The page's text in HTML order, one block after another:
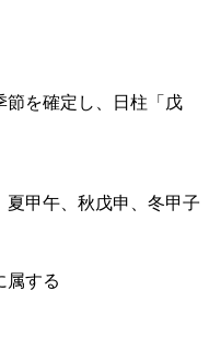
節を確定し、日柱「戊
夏甲午、秋戊申、冬甲子
属する